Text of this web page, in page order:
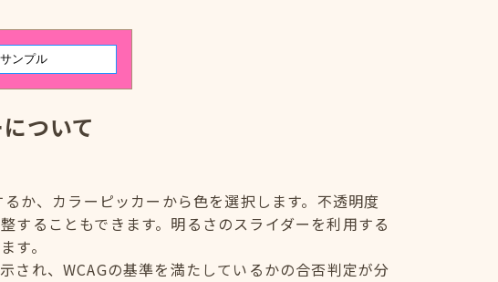
ついて
か、カラーピッカーから色を選択します。不透明度
することもできます。明るさのスライダーを利用する
す。
され、WCAGの基準を満たしているかの合否判定が分